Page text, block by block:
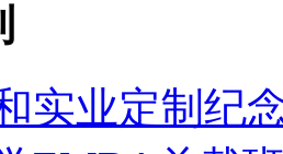
实业定制纪